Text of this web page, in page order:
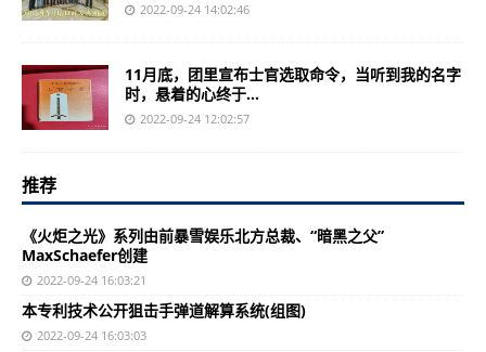
2022-09-24 14:02:46
11月底，团里宣布士官选取命令，当听到我的名字
时，悬着的心终于...
2022-09-24 12:02:57
推荐
《火炬之光》系列由前暴雪娱乐北方总裁、“暗黑之父”
MaxSchaefer创建
2022-09-24 16:03:21
本专利技术公开狙击手弹道解算系统(组图)
2022-09-24 16:03:03